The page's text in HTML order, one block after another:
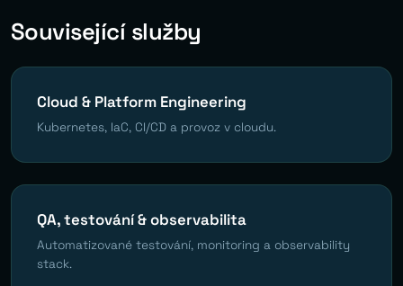
Související služby
Cloud & Platform Engineering
Kubernetes, IaC, CI/CD a provoz v cloudu.
QA, testování & observabilita
Automatizované testování, monitoring a observability
stack.